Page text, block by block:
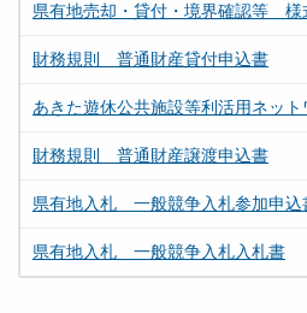
県有地売却・貸付・境界確認等 様
財務規則 普通財産貸付申込書
あきた遊休公共施設等利活用ネット
財務規則 普通財産譲渡申込書
県有地入札 一般競争入札参加申込
県有地入札 一般競争入札入札書